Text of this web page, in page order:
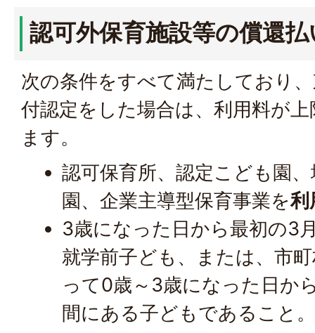
認可外保育施設等の償還払
次の条件をすべて満たしており
付認定をした場合は、利用料が
ます。
認可保育所、認定こども園
園、企業主導型保育事業を利
3歳になった日から最初の3
就学前子ども、または、市
って0歳～3歳になった日か
間にある子どもであること